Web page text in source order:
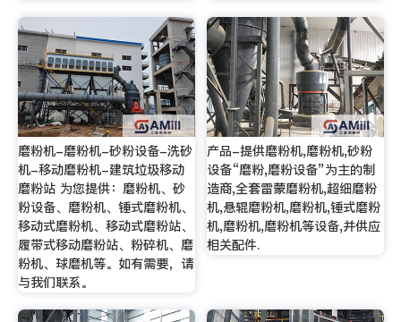
磨粉机-磨粉机-砂粉设备-洗砂
机-移动磨粉机-建筑垃圾移动
磨粉站 为您提供：磨粉机、砂
粉设备、磨粉机、锤式磨粉机、
移动式磨粉机、移动式磨粉站、
履带式移动磨粉站、粉碎机、磨
粉机、球磨机等。如有需要，请
与我们联系。
产品-提供磨粉机,磨粉机,砂粉
设备“磨粉,磨粉设备”为主的制
造商,全套雷蒙磨粉机,超细磨粉
机,悬辊磨粉机,磨粉机,锤式磨粉
机,磨粉机,磨粉机等设备,并供应
相关配件.